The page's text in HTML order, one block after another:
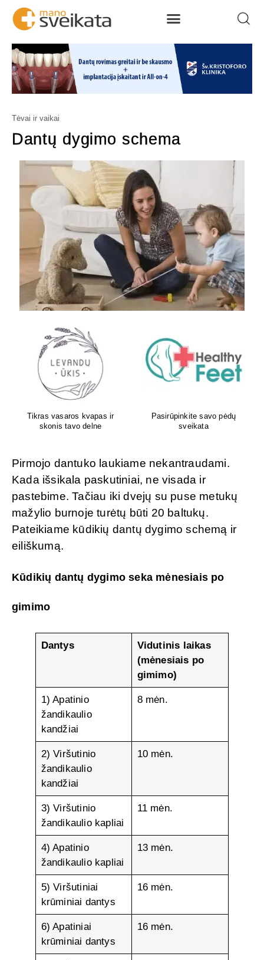
Tėvai ir vaikai
Dantų dygimo schema
Aboca – iš gamtos Jūsų
sveikatai!
Atliksime tikslų, bet kokį
DNR tyrimą visoje Lietuvoje
Pirmojo dantuko laukiame nekantraudami.
Kada išsikala paskutiniai, ne visada ir
pastebime. Tačiau iki dvejų su puse metukų
mažylio burnoje turėtų būti 20 baltukų.
Pateikiame kūdikių dantų dygimo schemą ir
eiliškumą.
Kūdikių dantų dygimo seka mėnesiais po
gimimo
Dantys
Vidutinis laikas
(mėnesiais po
gimimo)
1) Apatinio
žandikaulio
kandžiai
8 mėn.
2) Viršutinio
žandikaulio
kandžiai
10 mėn.
3) Viršutinio
žandikaulio kapliai
11 mėn.
4) Apatinio
žandikaulio kapliai
13 mėn.
5) Viršutiniai
krūminiai dantys
16 mėn.
6) Apatiniai
krūminiai dantys
16 mėn.